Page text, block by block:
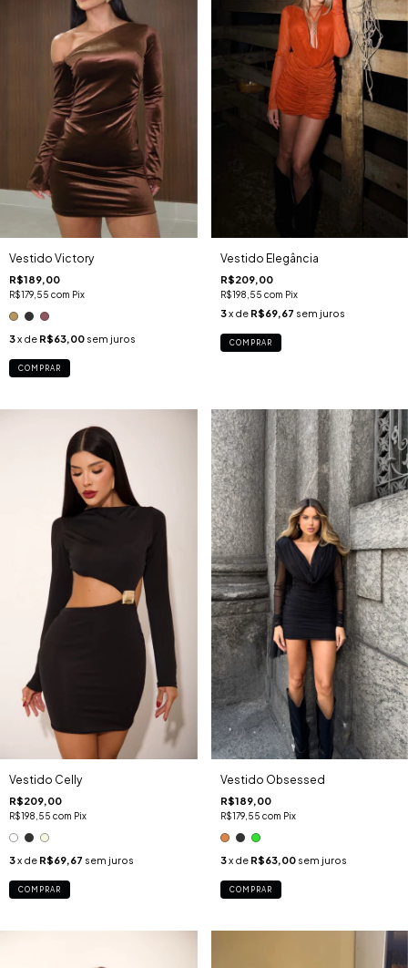
Vestido Victory
R$189,00
R$179,55 com Pix
3x de R$63,00 sem juros
COMPRAR
Vestido Elegância
R$209,00
R$198,55 com Pix
3x de R$69,67 sem juros
COMPRAR
Vestido Celly
R$209,00
R$198,55 com Pix
3x de R$69,67 sem juros
COMPRAR
Vestido Obsessed
R$189,00
R$179,55 com Pix
3x de R$63,00 sem juros
COMPRAR